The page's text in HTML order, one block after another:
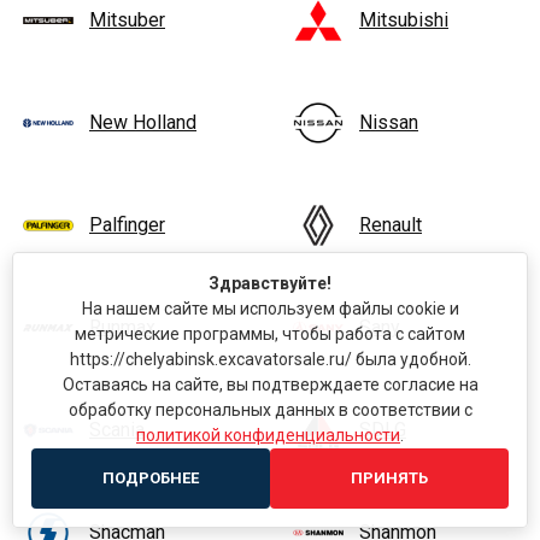
Mitsuber Mitsubishi
New Holland Nissan
Palfinger Renault
Runmax Sany
Scania SDLG
Shacman Shanmon
Здравствуйте!
На нашем сайте мы используем файлы cookie и
метрические программы, чтобы работа с сайтом
https://chelyabinsk.excavatorsale.ru/ была удобной.
Оставаясь на сайте, вы подтверждаете согласие на
обработку персональных данных в соответствии с
политикой конфиденциальности
ПОДРОБНЕЕ ПРИНЯТЬ